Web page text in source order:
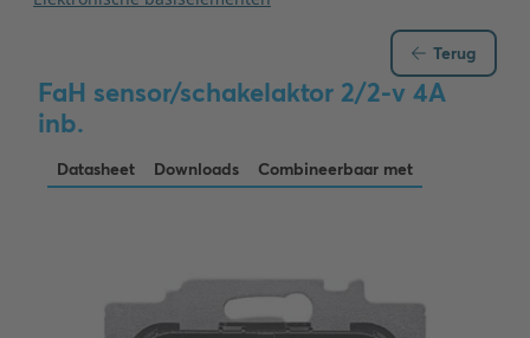
Terug
FaH sensor/schakelaktor 2/2-v 4A
inb.
Datasheet Downloads Combineerbaar met